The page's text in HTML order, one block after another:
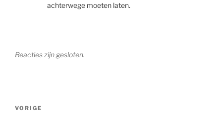
achterwege moeten laten.
Reacties zijn gesloten.
Bericht
Vorig
VORIGE